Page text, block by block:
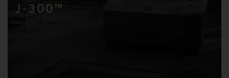
J-300™